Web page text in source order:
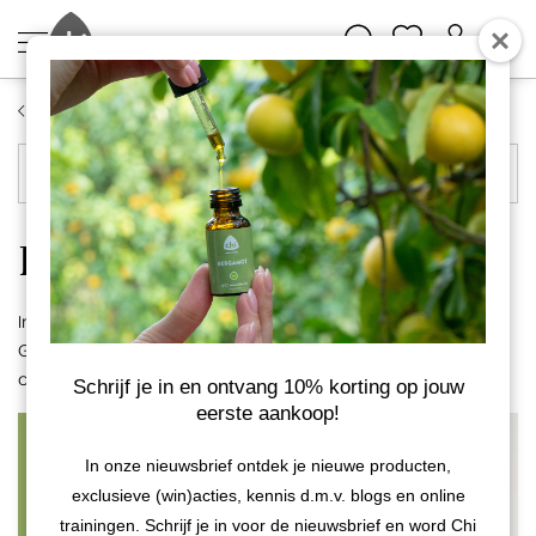
Blog
Recepten
In deze categorie vind je recepten met aromatherapie!
Gebruik essentiële oliën als smaakstof in de keuken, maar
ook bijvoorbeeld in de huidverzorging.
Blog navigatie
Schrijf je in en ontvang 10% korting op jouw
eerste aankoop!
In onze nieuwsbrief ontdek je nieuwe producten,
exclusieve (win)acties, kennis d.m.v. blogs en online
trainingen. Schrijf je in voor de nieuwsbrief en word Chi